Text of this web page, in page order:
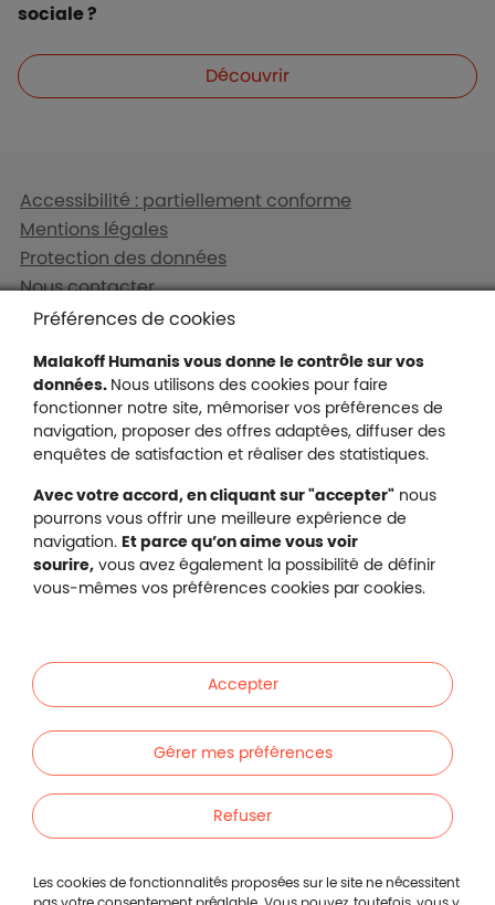
sociale ?
Boutons et liens
Découvrir
Liens en bas de page
Accessibilité : partiellement conforme
Mentions légales
Protection des données
Nous contacter
Plan du site
Malakoff Humanis sur Facebook
Malakoff Humanis sur YouTube
Malakoff Humanis sur X
Malakoff Humanis
Footer autres sites
Mutuelle santé, prévoyance, épargne, retraite,
Malakoff Humanis à vos côtés.
Entreprises
Indépendants
Footer autres liens
Autres
Mentions légales
Préférences de cookies
Malakoff Humanis vous donne le contrôle sur vos
données. Nous utilisons des cookies pour faire
fonctionner notre site, mémoriser vos préférences de
navigation, proposer des offres adaptées, diffuser des
enquêtes de satisfaction et réaliser des statistiques.
Avec votre accord, en cliquant sur "accepter" nous
pourrons vous offrir une meilleure expérience de
navigation. Et parce qu’on aime vous voir
sourire, vous avez également la possibilité de définir
vous-mêmes vos préférences cookies par cookies.
Les cookies de fonctionnalités proposées sur le site ne nécessitent
Refuser
Gérer mes préférences
Accepter